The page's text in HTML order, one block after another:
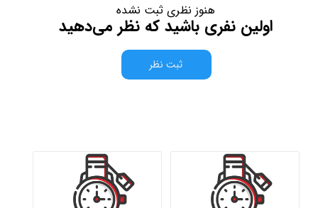
هنوز نظری ثبت نشده
اولین نفری باشید که نظر می‌دهید
ثبت نظر